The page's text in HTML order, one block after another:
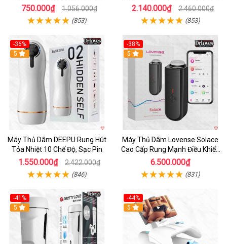
750.000₫ 1.056.000₫
(853)
Êm Ái
2.140.000₫ 2.460.000₫
(853)
-36%
Hot
5
Máy Thủ Dâm DEEPU Rung Hút
Tỏa Nhiệt 10 Chế Độ, Sạc Pin
1.550.000₫ 2.422.000₫
(846)
-38%
Hot
5
Máy Thủ Dâm Lovense Solace
Cao Cấp Rung Mạnh Điều Khiển
App
6.500.000₫
(831)
-41%
Hot
5
-44%
Hot
5